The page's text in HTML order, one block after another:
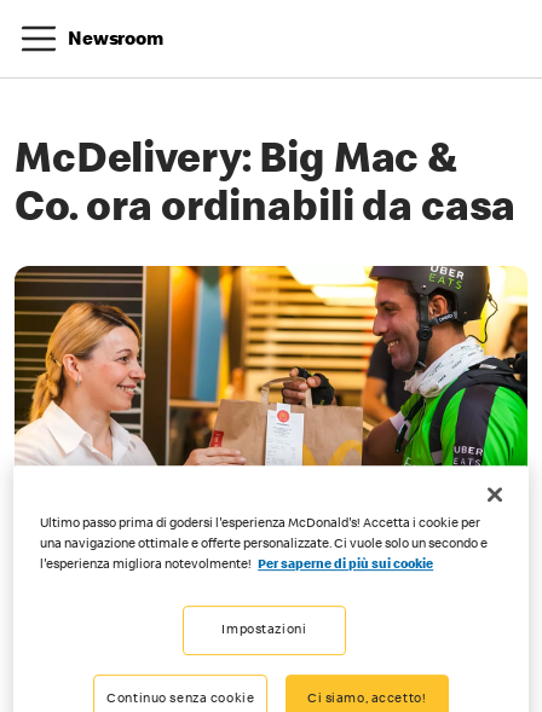
Newsroom
McDelivery: Big Mac &
Co. ora ordinabili da casa
01-24-2019
Per momenti piacevoli ovunque – ora per la prima volta a Ginevra
McDelivery: Big Mac &
Ultimo passo prima di godersi l'esperienza McDonald's! Accetta i cookie per
una navigazione ottimale e offerte personalizzate. Ci vuole solo un secondo e
l'esperienza migliora notevolmente!
Per saperne di più sui cookie
Impostazioni
Continuo senza cookie Ci siamo, accetto!